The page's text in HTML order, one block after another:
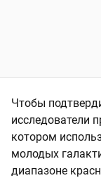
Чтобы
исследователи
котором
молодых
диапазоне